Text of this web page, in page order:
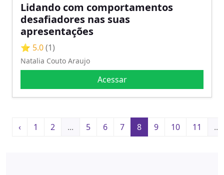
Lidando com comportamentos
desafiadores nas suas
apresentações
⭐ 5.0(1)
Natalia Couto Araujo
Acessar
‹ 1 2 ... 5 6 7 8 9 10 11 ...